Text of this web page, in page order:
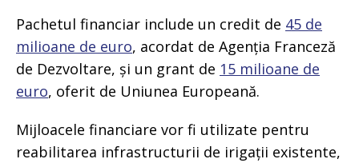
Pachetul financiar include un credit de 45 de
milioane de euro, acordat de Agenția Franceză
de Dezvoltare, și un grant de 15 milioane de
euro, oferit de Uniunea Europeană.
Mijloacele financiare vor fi utilizate pentru
reabilitarea infrastructurii de irigații existente,